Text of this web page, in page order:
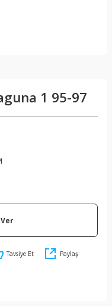
1 95-97
Tavsiye Et Paylaş